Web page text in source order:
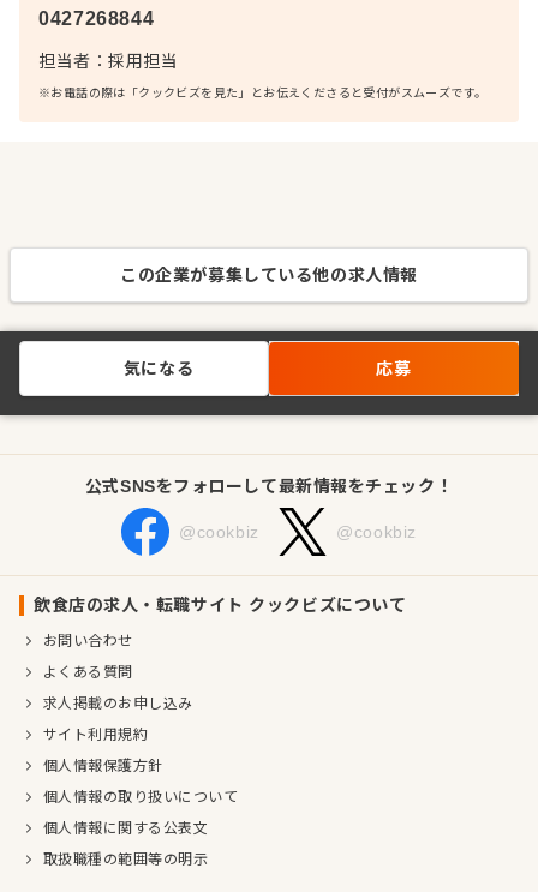
0427268844
担当者：採用担当
※お電話の際は「クックビズを見た」とお伝えくださると受付がスムーズです。
この企業が募集している他の求人情報
気になる 応募
公式SNSをフォローして最新情報をチェック！
@cookbiz @cookbiz
飲食店の求人・転職サイト クックビズについて
お問い合わせ
よくある質問
求人掲載のお申し込み
サイト利用規約
個人情報保護方針
個人情報の取り扱いについて
個人情報に関する公表文
取扱職種の範囲等の明示